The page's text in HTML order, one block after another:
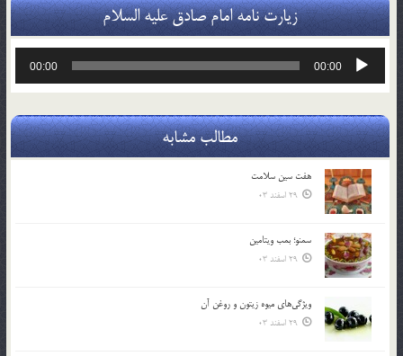
زیارت نامه امام صادق علیه السلام
پخش‌کننده
00:00
00:00
مطالب مشابه
هفت سين سلامت
29 اسفند 03
سمنو؛ بمب ويتامين
29 اسفند 03
ويژگي‌هاي ميوه زيتون و روغن آن
29 اسفند 03